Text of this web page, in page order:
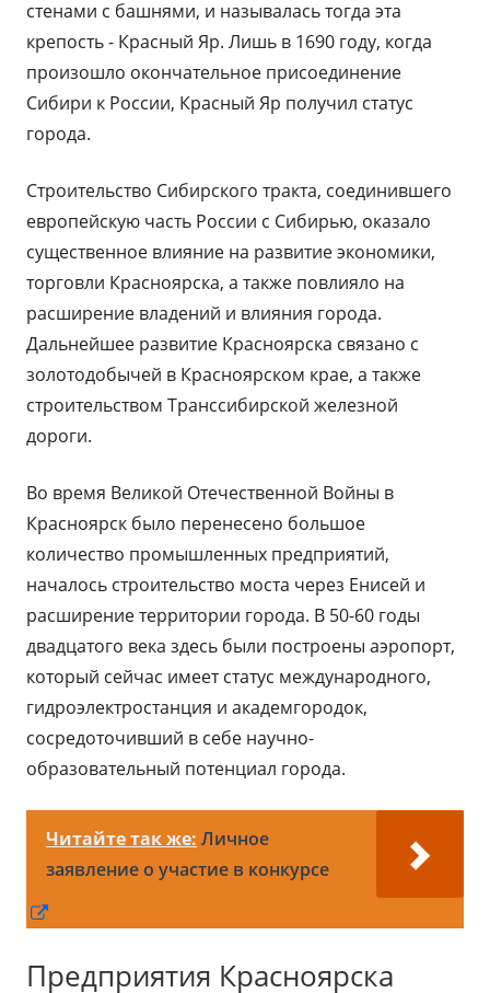
стенами с башнями, и называлась тогда эта
крепость - Красный Яр. Лишь в 1690 году, когда
произошло окончательное присоединение
Сибири к России, Красный Яр получил статус
города.
Строительство Сибирского тракта, соединившего
европейскую часть России с Сибирью, оказало
существенное влияние на развитие экономики,
торговли Красноярска, а также повлияло на
расширение владений и влияния города.
Дальнейшее развитие Красноярска связано с
золотодобычей в Красноярском крае, а также
строительством Транссибирской железной
дороги.
Во время Великой Отечественной Войны в
Красноярск было перенесено большое
количество промышленных предприятий,
началось строительство моста через Енисей и
расширение территории города. В 50-60 годы
двадцатого века здесь были построены аэропорт,
который сейчас имеет статус международного,
гидроэлектростанция и академгородок,
сосредоточивший в себе научно-
образовательный потенциал города.
Читайте так же: Личное
заявление о участие в конкурсе
новом
Предприятия Красноярска